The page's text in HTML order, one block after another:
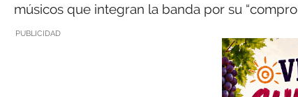
músicos que integran la banda por su
PUBLICIDAD